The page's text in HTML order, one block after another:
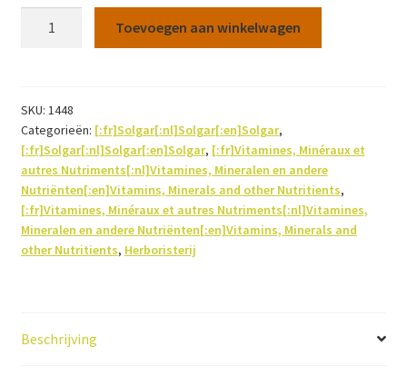
100tabs
aantal
Toevoegen aan winkelwagen
SKU: 1448
Categorieën: [:fr]Solgar[:nl]Solgar[:en]Solgar,
[:fr]Solgar[:nl]Solgar[:en]Solgar, [:fr]Vitamines, Minéraux et
autres Nutriments[:nl]Vitamines, Mineralen en andere
Nutriënten[:en]Vitamins, Minerals and other Nutritients,
[:fr]Vitamines, Minéraux et autres Nutriments[:nl]Vitamines,
Mineralen en andere Nutriënten[:en]Vitamins, Minerals and
other Nutritients, Herboristerij
Beschrijving